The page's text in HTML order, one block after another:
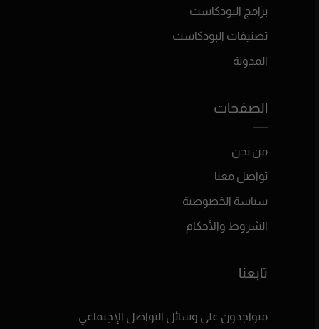
برامج البودكاست
تصنيفات البودكاست
المدونة
الصفحات
من نحن
تواصل معنا
سياسة الخصوصية
الشروط والأحكام
تابعنا
متواجدون على وسائل التواصل الإجتماعي